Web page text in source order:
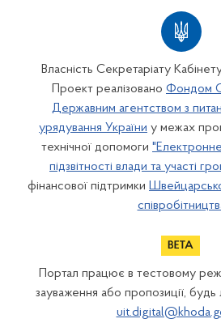
Власність Секретаріату
Проект реалізовано Фондом
Державним агентством з
урядування України у межах
технічної допомоги
підзвітності влади та участі
фінансової підтримки
Портал працює в тестовому
зауваження або пропозиції, будь